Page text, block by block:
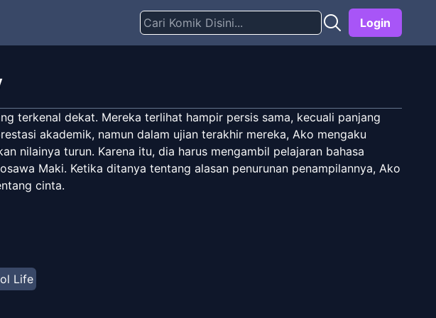
Login
terkenal dekat. Mereka terlihat hampir persis sama, kecuali panjang
akademik, namun dalam ujian terakhir mereka, Ako mengaku
nilainya turun. Karena itu, dia harus mengambil pelajaran bahasa
Maki. Ketika ditanya tentang alasan penurunan penampilannya, Ako
cinta.
Life